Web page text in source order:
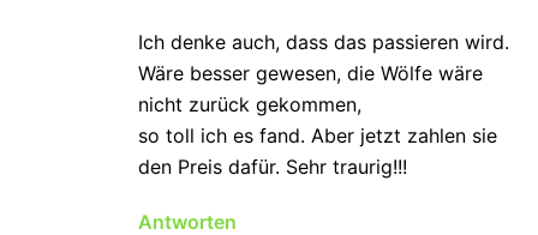
Ich denke auch, dass das passieren wird.
Wäre besser gewesen, die Wölfe wäre
nicht zurück gekommen,
so toll ich es fand. Aber jetzt zahlen sie
den Preis dafür. Sehr traurig!!!
Antworten